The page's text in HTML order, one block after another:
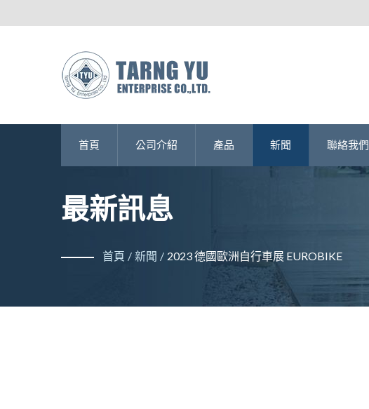
首頁 公司介紹 產品 新聞 聯絡我們
最新訊息
首頁 / 新聞 / 2023 德國歐洲自行車展 EUROBIKE